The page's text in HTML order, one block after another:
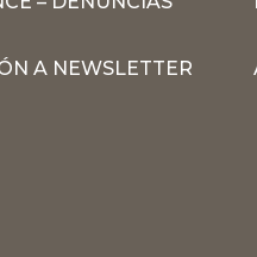
A NEWSLETTER